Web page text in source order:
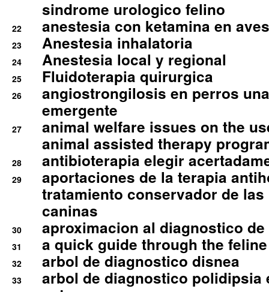
sindrome urologico felino
22 anestesia con ketamina en
23 Anestesia inhalatoria
24 Anestesia local y regional
25 Fluidoterapia quirurgica
26
angiostrongilosis en perros
emergente
27
animal welfare issues on the
animal assisted therapy
28 antibioterapia elegir
29
aportaciones de la terapia
tratamiento conservador de
caninas
30 aproximacion al diagnostico
31 a quick guide through the
32 arbol de diagnostico disnea
33
arbol de diagnostico polidipsia